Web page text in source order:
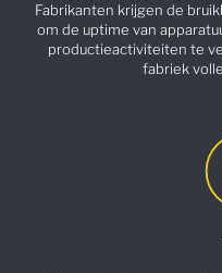
Fabrikanten krijgen de
om de uptime van
productieactiviteiten te
fabriek